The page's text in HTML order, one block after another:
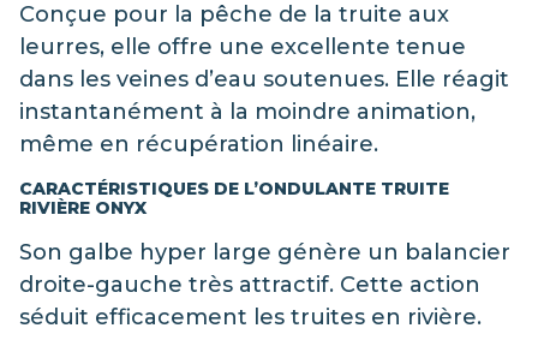
Conçue pour la pêche de la truite aux
leurres, elle offre une excellente tenue
dans les veines d’eau soutenues. Elle réagit
instantanément à la moindre animation,
même en récupération linéaire.
CARACTÉRISTIQUES DE L’ONDULANTE TRUITE
RIVIÈRE ONYX
Son galbe hyper large génère un balancier
droite-gauche très attractif. Cette action
séduit efficacement les truites en rivière.